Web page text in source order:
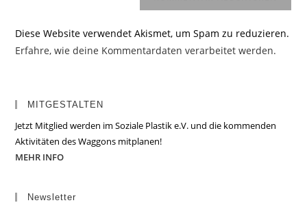
Diese Website verwendet Akismet, um Spam zu reduzieren.
Erfahre, wie deine Kommentardaten verarbeitet werden.
MITGESTALTEN
Jetzt Mitglied werden im Soziale Plastik e.V. und die kommenden
Aktivitäten des Waggons mitplanen!
MEHR INFO
Newsletter